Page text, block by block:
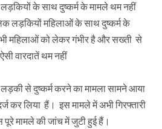
के साथ दुष्कर्म के मामले थम नहीं
लड़कियों महिलाओं के साथ दुष्कर्म के
महिलाओं को लेकर गंभीर है और सख्ती से
वारदातें थम नहीं
लड़की से दुष्कर्म करने का मामला सामने आया
कर लिया हैं। इस मामले में अभी गिरफ्तारी
मामले की जांच में जुटी हुई हैं।